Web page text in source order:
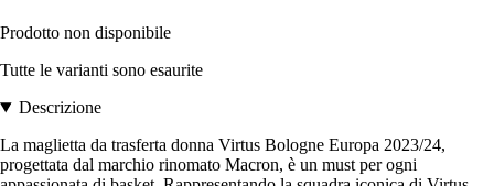
Prodotto non disponibile
Tutte le varianti sono esaurite
Descrizione
La maglietta da trasferta donna Virtus Bologne Europa 2023/24,
progettata dal marchio rinomato Macron, è un must per ogni